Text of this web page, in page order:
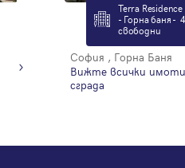
Terra Residence
- Горна баня - 4
свободни
София , Горна Баня
Вижте всички
сграда